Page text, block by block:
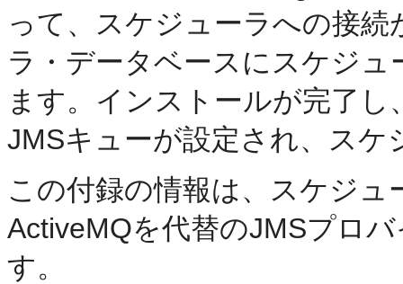
って、スケジューラへの接
ラ・データベースにスケジ
ます。インストールが完了
JMSキューが設定され、スケ
この付録の情報は、スケジ
ActiveMQを代替のJMSプロ
す。